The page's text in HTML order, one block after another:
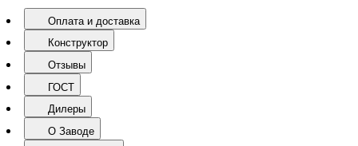
Оплата и доставка
Конструктор
Отзывы
ГОСТ
Дилеры
О Заводе